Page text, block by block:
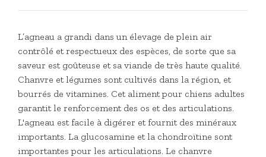
L’agneau a grandi dans un élevage de plein air
contrôlé et respectueux des espèces, de sorte que sa
saveur est goûteuse et sa viande de très haute qualité.
Chanvre et légumes sont cultivés dans la région, et
bourrés de vitamines. Cet aliment pour chiens adultes
garantit le renforcement des os et des articulations.
L'agneau est facile à digérer et fournit des minéraux
importants. La glucosamine et la chondroïtine sont
importantes pour les articulations. Le chanvre